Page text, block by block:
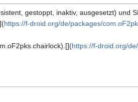
gestoppt, inaktiv, ausgesetzt) und
https://f-droid.org/de/packages/
https://f-droid.org/